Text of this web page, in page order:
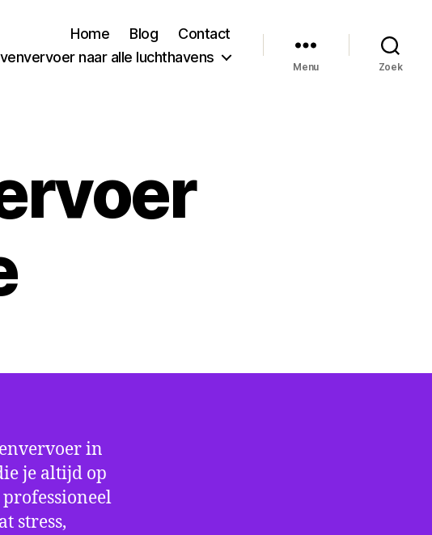
Home Blog
Contact
naar alle luchthavens
Menu Zoek
in
je altijd op
stress,